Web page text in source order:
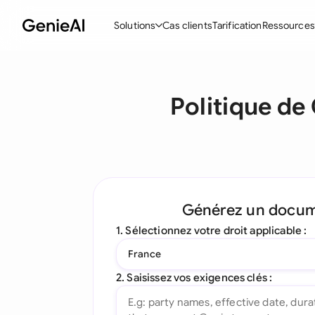
Solutions
Créer des contrats
Complément Word
Cas clientsTarificationRessources
Politique de
Générez un
1. Sélectionnez votre droit applicable :
France
2. Saisissez vos exigences clés :